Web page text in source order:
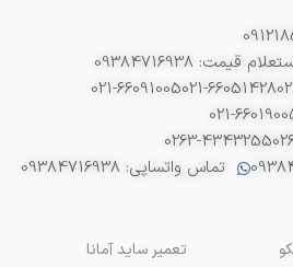
09384716938
021-66051428
021-66091005
021-
0263-4343255
تماس واتساپی: 09384716938
تعمیر ساید آمانا